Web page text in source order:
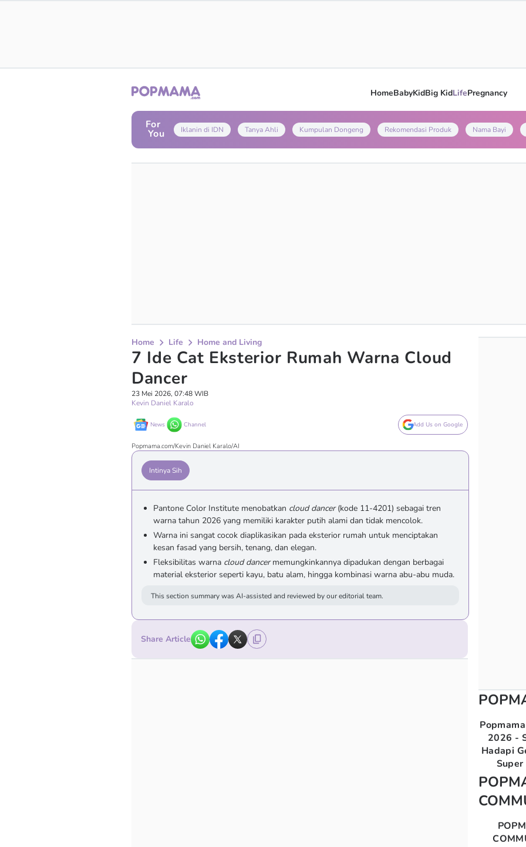
HomeBabyKidBig KidLifePregnancy
For
You Iklanin di IDN Tanya Ahli Kumpulan Dongeng Rekomendasi Produk Nama Bayi
Home Life Home and Living
7 Ide Cat Eksterior Rumah Warna Cloud
Dancer
23 Mei 2026, 07:48 WIB
Kevin Daniel Karalo
News Channel Add Us on Google
Popmama.com/Kevin Daniel Karalo/AI
Intinya Sih
Pantone Color Institute menobatkan cloud dancer(kode 11-4201) sebagai tren
warna tahun 2026 yang memiliki karakter putih alami dan tidak mencolok.
Warna ini sangat cocok diaplikasikan pada eksterior rumah untuk menciptakan
kesan fasad yang bersih, tenang, dan elegan.
Fleksibilitas warna cloud dancermemungkinkannya dipadukan dengan berbagai
material eksterior seperti kayu, batu alam, hingga kombinasi warna abu-abu muda.
This section summary was AI-assisted and reviewed by our editorial team.
Share Article
2026 -
Hadapi